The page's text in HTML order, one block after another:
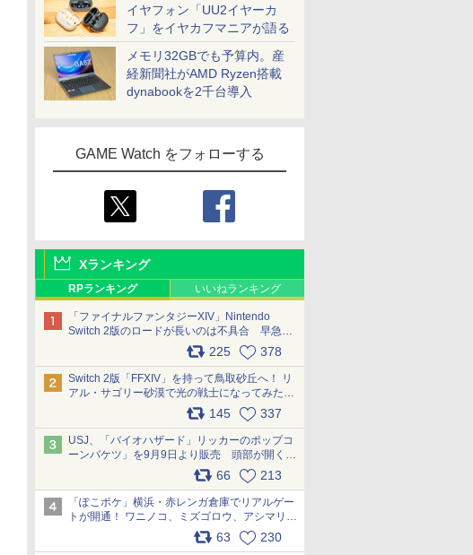
イヤフォン「UU2イヤーカ
フ」をイヤカフマニアが語る
メモリ32GBでも予算内。産
経新聞社がAMD Ryzen搭載
dynabookを2千台導入
GAME Watch をフォローする
Xランキング
RPランキング いいねランキング
「ファイナルファンタジーXIV」Nintendo
Switch 2版のロードが長いのは不具合 早急に
アップデートできるよう対応中225 378
Switch 2版「FFXIV」を持って鳥取砂丘へ！ リ
アル・サゴリー砂漠で光の戦士になってみた
145 337
USJ、「バイオハザード」リッカーのポップコ
ーンバケツ」を9月9日より販売 頭部が開く仕
組み。味は恐怖を堪のう「味噌フレーバー」
66 213
「ぽこポケ」横浜・赤レンガ倉庫でリアルゲー
トが開通！ ワニノコ、ミズゴロウ、アシマリ登
場シーンをレポート pic.x.com/LDgEByVl6D
63 230